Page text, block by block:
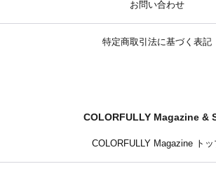
お問い合わせ
特定商取引法に基づく表記
COLORFULLY Magazine &
COLORFULLY Magazine トッ